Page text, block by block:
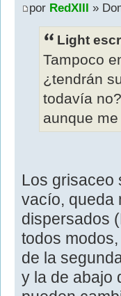
por RedXIII »
Light
Tampoco
¿tendrán
todavía
aunque
Los grisaceo
vacío, queda
dispersados
todos
de la
y la de abajo